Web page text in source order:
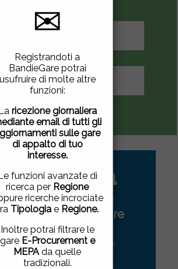
Questo sito utilizza
cookie di terze parti per
migliorare la tua
esperienza di utilizzo. Se
saperne di più
qui .
Chiudendo questa
scorrendo questa
pagina, cliccando su un
link o proseguendo la
navigazione in altra
maniera, acconsenti
all'uso dei cookie.
ACCETTO |NON
ACCETTO
✉
Registrandoti a
BandieGare potrai
usufruire di molte altre
funzioni:
ricezione giornaliera
email di tutti gli
sulle gare
di appalto di tuo
interesse.
funzioni avanzate di
ricerca per Regione
ricerche incrociate
Tipologiae Regione.
Inoltre potrai filtrare le
gare E-Procurement e
MEPAda quelle
tradizionali.
Crea Account
Appalti per:
Forniture
2774
Gare attive